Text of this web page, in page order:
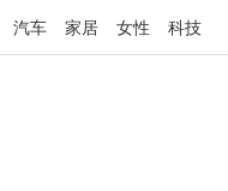
汽车 家居 女性 科技